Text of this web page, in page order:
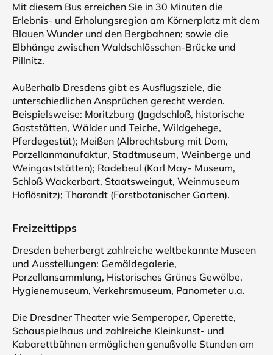
Mit diesem Bus erreichen Sie in 30 Minuten die
Erlebnis- und Erholungsregion am Körnerplatz mit dem
Blauen Wunder und den Bergbahnen; sowie die
Elbhänge zwischen Waldschlösschen-Brücke und
Pillnitz.
Außerhalb Dresdens gibt es Ausflugsziele, die
unterschiedlichen Ansprüchen gerecht werden.
Beispielsweise: Moritzburg (Jagdschloß, historische
Gaststätten, Wälder und Teiche, Wildgehege,
Pferdegestüt); Meißen (Albrechtsburg mit Dom,
Porzellanmanufaktur, Stadtmuseum, Weinberge und
Weingaststätten); Radebeul (Karl May- Museum,
Schloß Wackerbart, Staatsweingut, Weinmuseum
Hoflösnitz); Tharandt (Forstbotanischer Garten).
Freizeittipps
Dresden beherbergt zahlreiche weltbekannte Museen
und Ausstellungen: Gemäldegalerie,
Porzellansammlung, Historisches Grünes Gewölbe,
Hygienemuseum, Verkehrsmuseum, Panometer u.a.
Die Dresdner Theater wie Semperoper, Operette,
Schauspielhaus und zahlreiche Kleinkunst- und
Kabarettbühnen ermöglichen genußvolle Stunden am